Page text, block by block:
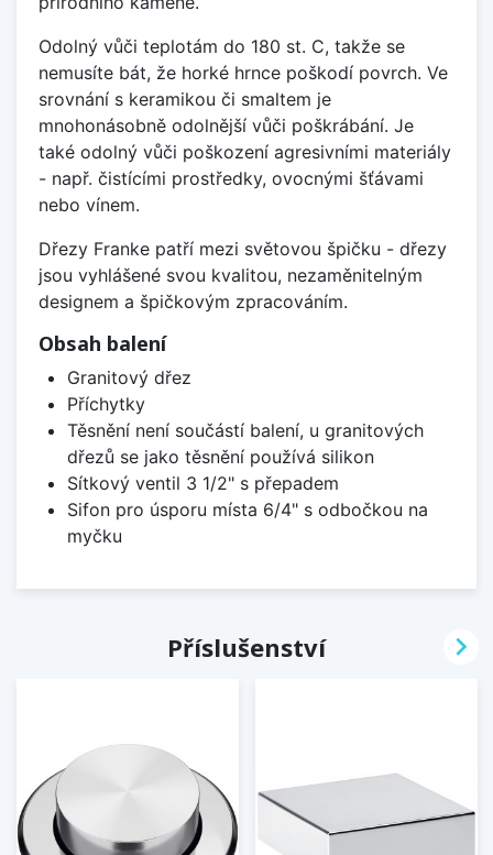
Odolný vůči teplotám do 180 st. C, takže se
nemusíte bát, že horké hrnce poškodí povrch. Ve
srovnání s keramikou či smaltem je
mnohonásobně odolnější vůči poškrábání. Je
také odolný vůči poškození agresivními materiály
- např. čistícími prostředky, ovocnými šťávami
nebo vínem.
Dřezy Franke patří mezi světovou špičku - dřezy
jsou vyhlášené svou kvalitou, nezaměnitelným
designem a špičkovým zpracováním.
Obsah balení
Granitový dřez
Příchytky
Těsnění není součástí balení, u granitových
dřezů se jako těsnění používá silikon
Sítkový ventil 3 1/2" s přepadem
Sifon pro úsporu místa 6/4" s odbočkou na
myčku
Příslušenství 